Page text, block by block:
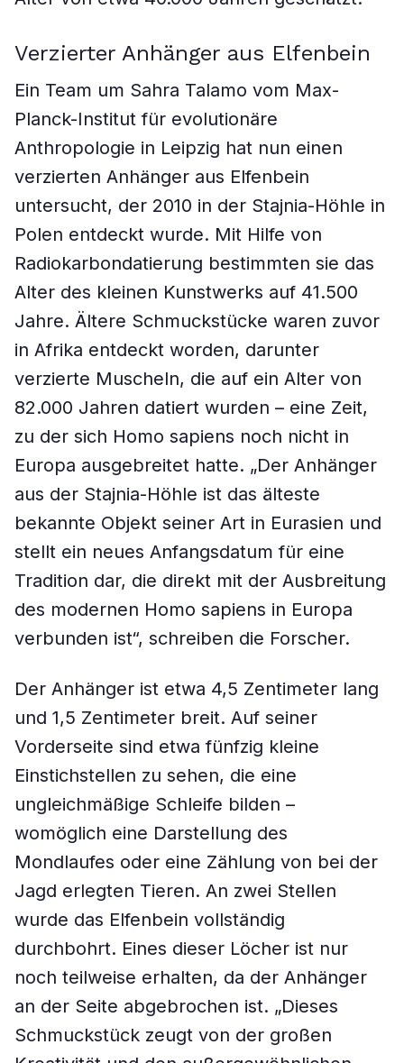
Verzierter Anhänger aus Elfenbein
Ein Team um Sahra Talamo vom Max-
Planck-Institut für evolutionäre
Anthropologie in Leipzig hat nun einen
verzierten Anhänger aus Elfenbein
untersucht, der 2010 in der Stajnia-Höhle in
Polen entdeckt wurde. Mit Hilfe von
Radiokarbondatierung bestimmten sie das
Alter des kleinen Kunstwerks auf 41.500
Jahre. Ältere Schmuckstücke waren zuvor
in Afrika entdeckt worden, darunter
verzierte Muscheln, die auf ein Alter von
82.000 Jahren datiert wurden – eine Zeit,
zu der sich Homo sapiens noch nicht in
Europa ausgebreitet hatte. „Der Anhänger
aus der Stajnia-Höhle ist das älteste
bekannte Objekt seiner Art in Eurasien und
stellt ein neues Anfangsdatum für eine
Tradition dar, die direkt mit der Ausbreitung
des modernen Homo sapiens in Europa
verbunden ist“, schreiben die Forscher.
Der Anhänger ist etwa 4,5 Zentimeter lang
und 1,5 Zentimeter breit. Auf seiner
Vorderseite sind etwa fünfzig kleine
Einstichstellen zu sehen, die eine
ungleichmäßige Schleife bilden –
womöglich eine Darstellung des
Mondlaufes oder eine Zählung von bei der
Jagd erlegten Tieren. An zwei Stellen
wurde das Elfenbein vollständig
durchbohrt. Eines dieser Löcher ist nur
noch teilweise erhalten, da der Anhänger
an der Seite abgebrochen ist. „Dieses
Schmuckstück zeugt von der großen